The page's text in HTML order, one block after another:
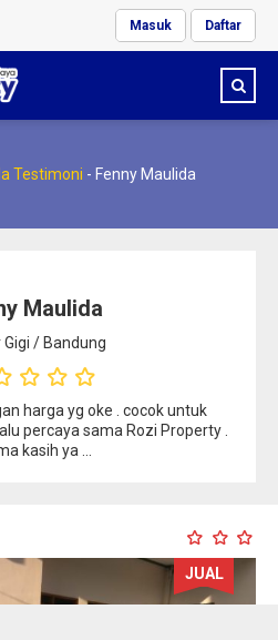
Masuk Daftar
Testimoni - Fenny Maulida
Maulida
Gigi / Bandung
harga yg oke . cocok untuk
percaya sama Rozi Property .
kasih ya …
JUAL